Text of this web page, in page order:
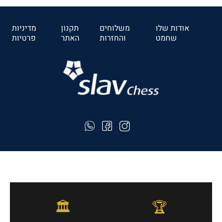
אודות שלו
שחמט
משלוחים
והחזרות
תקנון
האתר
מדיניות
פרטיות
🏆
🏛️